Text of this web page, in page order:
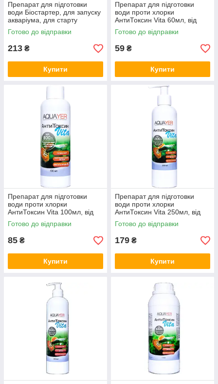
Препарат для підготовки
води Біостартер, для запуску
акваріума, для старту
AQUAYER, 90 мл на 450 л
Готово до відправки
213 ₴
Купити
Препарат для підготовки
води проти хлорки
АнтиТоксин Vita 60мл, від
важких металів, AQUAYER
Готово до відправки
59 ₴
Купити
Препарат для підготовки
води проти хлорки
АнтиТоксин Vita 100мл, від
важких металів, AQUAYER
Готово до відправки
85 ₴
Купити
Препарат для підготовки
води проти хлорки
АнтиТоксин Vita 250мл, від
важких металів, AQUAYER
Готово до відправки
179 ₴
Купити